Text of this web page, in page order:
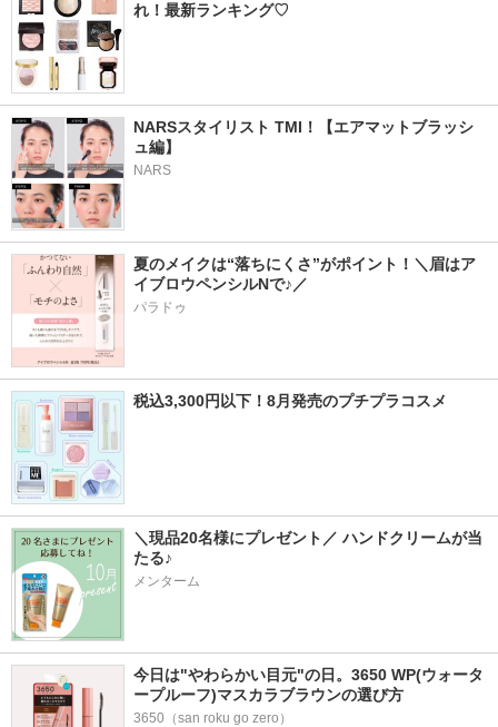
れ！最新ランキング♡
NARSスタイリスト TMI！【エアマットブラッシ
ュ編】
NARS
夏のメイクは“落ちにくさ”がポイント！＼眉はア
イブロウペンシルNで♪／
パラドゥ
税込3,300円以下！8月発売のプチプラコスメ
＼現品20名様にプレゼント／ ハンドクリームが当
たる♪
メンターム
今日は"やわらかい目元"の日。3650 WP(ウォータ
ープルーフ)マスカラブラウンの選び方
3650（san roku go zero）